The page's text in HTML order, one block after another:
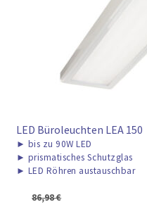
► VERSANDARTEN
LED Büroleuchten LEA 150
► bis zu 90W LED
► prismatisches Schutzglas
► LED Röhren austauschbar
86,98€